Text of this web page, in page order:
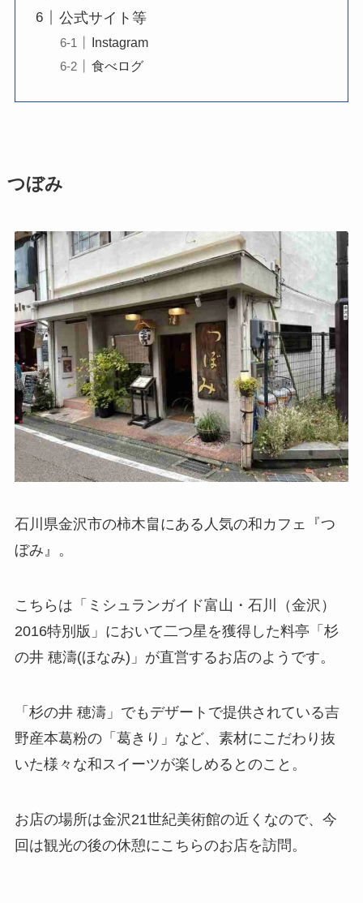
公式サイト等
Instagram
食べログ
つぼみ
石川県金沢市の柿木畠にある人気の和カフェ『つ
ぼみ』。
こちらは「ミシュランガイド富山・石川（金沢）
2016特別版」において二つ星を獲得した料亭「杉
の井 穂濤(ほなみ)」が直営するお店のようです。
「杉の井 穂濤」でもデザートで提供されている吉
野産本葛粉の「葛きり」など、素材にこだわり抜
いた様々な和スイーツが楽しめるとのこと。
お店の場所は金沢21世紀美術館の近くなので、今
回は観光の後の休憩にこちらのお店を訪問。